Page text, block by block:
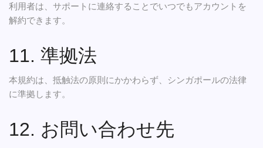
利用者は、サポートに連絡することでいつでもアカウントを
解約できます。
11. 準拠法
本規約は、抵触法の原則にかかわらず、シンガポールの法律
に準拠します。
12. お問い合わせ先